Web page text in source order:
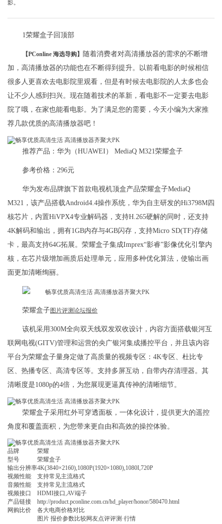
影。
1荣耀盒子回顶部
【PConline 海选导购】
随着消费者对高清播放器的需求的不断增
加，高清播放器的功能也在不断得到提升。以前看电影的时候相信
很多人更喜欢去电影院里观看，但是有时候去电影院的人太多也会
让不少人感到扫兴。现在随着技术的革新，看电影不一定要去电影
院了哦，在家也能看电影。为了满足您的需要，今天小编为大家推
荐几款优质的高清播放器吧！
推荐产品：华为（HUAWEI） MediaQ M321荣耀盒子
参考价格：296元
华为发布品牌旗下首款电视机顶盒产品荣耀盒子MediaQ
M321，该产品搭载Android4.4操作系统，华为自主研发的Hi3798M四
核芯片，内置HiVPX4专业解码器，支持H.265硬解的同时，还支持
4K解码和输出，拥有1GB内存与4GB闪存，支持Micro SD(TF)存储
卡，最高支持64G拓展。荣耀盒子集成Imprex“影睿”影像优化引擎内
核，在芯片级增加画质后处理单元，应用多种优化算法，使输出画
面更加清晰绚丽。
荣耀盒子图片评测论坛报价
该机采用300M全向双天线双发双收设计，内容方面搭载银河互
联网电视(GITV)管理和运营的央广银河集成播控平台，并且该内容
平台为荣耀盒子量身定做了高质量的视频专区：4K专区、杜比专
区、热播专区、高清专区等。支持多屏互动，自带内存清理器。其
清晰度是1080p的4倍，为您展现更逼真传神的清晰细节。
荣耀盒子采用红外可穿透面板，一体化设计，提供更大的遥控
角度和覆盖面积，为您带来更自由和高效的操控体验。
品牌
荣耀
型号
荣耀盒子
输出分辨率4K(3840×2160),1080P(1920×1080),1080I,720P
视频性能
支持常见主流格式
音频性能
支持常见主流格式
视频接口
HDMI接口,AV端子
产品链接
http://product.pconline.com.cn/hd_player/honor/580470.html
网购比价
各大电商价格对比
图片 报价参数比较网友点评评测·行情